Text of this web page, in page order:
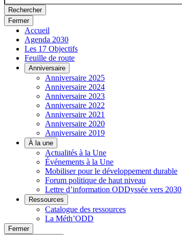
Rechercher
Fermer
Accueil
Agenda 2030
Les 17 Objectifs
Feuille de route
Anniversaire
Anniversaire 2025
Anniversaire 2024
Anniversaire 2023
Anniversaire 2022
Anniversaire 2021
Anniversaire 2020
Anniversaire 2019
À la une
Actualités à la Une
Événements à la Une
Mobiliser pour le développement durable
Forum politique de haut niveau
Lettre d’information ODDyssée vers 2030
Ressources
Catalogue des ressources
La Méth’ODD
Fermer